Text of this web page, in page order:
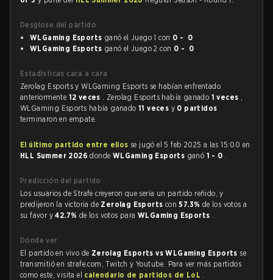
Desglose del partido
WLGaming Esports ganó el Juego 1 con 0 - 0
WLGaming Esports ganó el Juego 2 con 0 - 0
Estadísticas cara a cara
Zerolag Esports y WLGaming Esports se habían enfrentado
anteriormente 12 veces . Zerolag Esports había ganado 1 veces ,
WLGaming Esports había ganado 11 veces y 0 partidos
terminaron en empate.
El último partido entre ellos se jugó el 5 feb 2025 a las 15:00 en
HLL Summer 2026donde WLGaming Esports ganó 1 - 0 .
Predicción del partido
Los usuarios de Strafe creyeron que sería un partido reñido, y
predijeron la victoria de Zerolag Esports con57.3% de los votos a
su favor y42.7% de los votos paraWLGaming Esports .
Dónde ver
El partido en vivo de Zerolag Esports vs WLGaming Esports se
transmitió en strafe.com, Twitch y Youtube. Para ver más partidos
como este, visita el calendario de partidos de LoL .